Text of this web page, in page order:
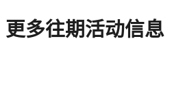
更多往期活动信息